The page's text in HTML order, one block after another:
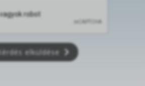
elküldése